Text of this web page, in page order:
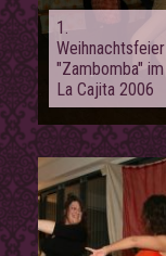
1.
Weihnachtsfeier
"Zambomba" im
La Cajita 2006